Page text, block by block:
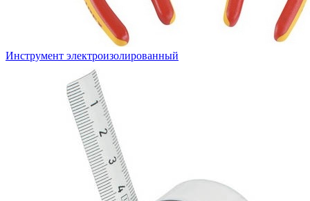
Инструмент электроизолированный